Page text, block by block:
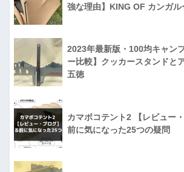
強な理由】KING OF カンガル
2023年最新版・100均キャン
ー比較】クッカースタンドと
五徳
カマボコテント2 【レビュー
前に気になった25つの疑問